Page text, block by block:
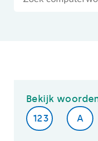
Bekijk
123
A